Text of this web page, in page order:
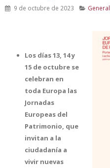
9 de octubre de 2023 General
Los días 13, 14 y
15 de octubre se
celebran en
toda Europa las
Jornadas
Europeas del
Patrimonio, que
invitan a la
ciudadanía a
vivir nuevas